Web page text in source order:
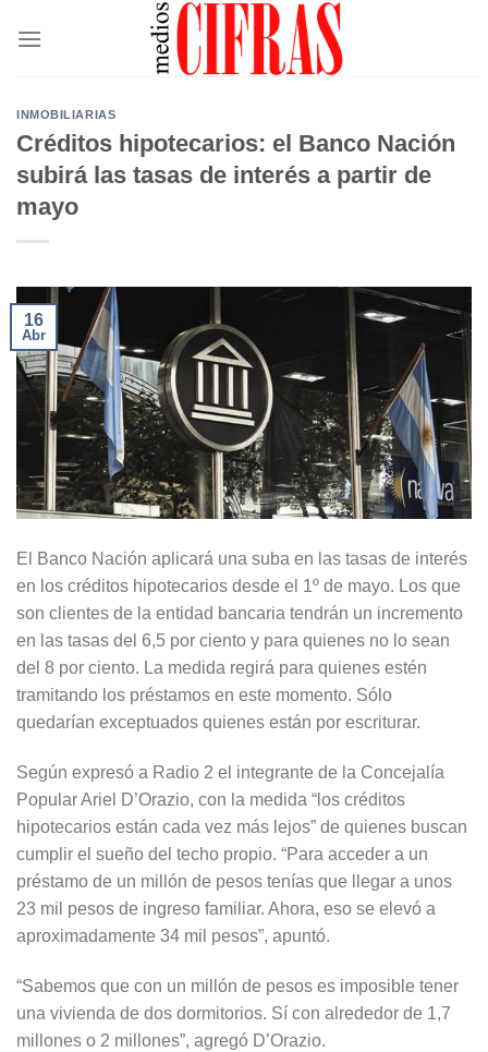
INMOBILIARIAS
Créditos hipotecarios: el Banco Nación
subirá las tasas de interés a partir de
mayo
16
Abr
El Banco Nación aplicará una suba en las tasas de interés
en los créditos hipotecarios desde el 1º de mayo. Los que
son clientes de la entidad bancaria tendrán un incremento
en las tasas del 6,5 por ciento y para quienes no lo sean
del 8 por ciento. La medida regirá para quienes estén
tramitando los préstamos en este momento. Sólo
quedarían exceptuados quienes están por escriturar.
Según expresó a Radio 2 el integrante de la Concejalía
Popular Ariel D’Orazio, con la medida “los créditos
hipotecarios están cada vez más lejos” de quienes buscan
cumplir el sueño del techo propio. “Para acceder a un
préstamo de un millón de pesos tenías que llegar a unos
23 mil pesos de ingreso familiar. Ahora, eso se elevó a
aproximadamente 34 mil pesos”, apuntó.
“Sabemos que con un millón de pesos es imposible tener
una vivienda de dos dormitorios. Sí con alrededor de 1,7
millones o 2 millones”, agregó D’Orazio.